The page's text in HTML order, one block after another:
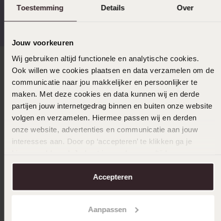
Toestemming Details Over
Jouw voorkeuren
Wij gebruiken altijd functionele en analytische cookies.
Ook willen we cookies plaatsen en data verzamelen om de
communicatie naar jou makkelijker en persoonlijker te
maken. Met deze cookies en data kunnen wij en derde
partijen jouw internetgedrag binnen en buiten onze website
volgen en verzamelen. Hiermee passen wij en derden
onze website, advertenties en communicatie aan jouw
interesses aan. Door op ‘accepteren’ te klikken ga je
aanpassen. Lees er meer over in onscookiebeleid.
Accepteren
Aanpassen
Gratis verzending vanaf
€49
4,67 uit 5 (82.000+
Direct naar
Over Lucardi
Klantenservice
Word member en ontvang altijd minimaal 10% korting